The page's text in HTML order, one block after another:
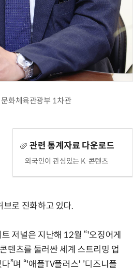
화체육관광부 1차관
관련 통계자료 다운로드
외국인이 관심있는 K-콘텐츠
브로 진화하고 있다.
저널은 지난해 12월 “'오징어게
텐츠를 둘러싼 세계 스트리밍 업
”며 “'애플TV플러스' '디즈니플